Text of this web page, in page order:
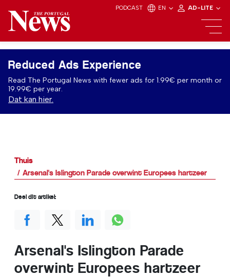
PODCAST EN AD-LITE
Reduced Ads Experience
Read The Portugal News with fewer ads for 1.99€ per month or
19.99€ per year.
Dat kan hier.
Thuis
Arsenal's Islington Parade overwint Europees hartzeer
Arsenal's Islington Parade
overwint Europees hartzeer
Deel dit artikel: